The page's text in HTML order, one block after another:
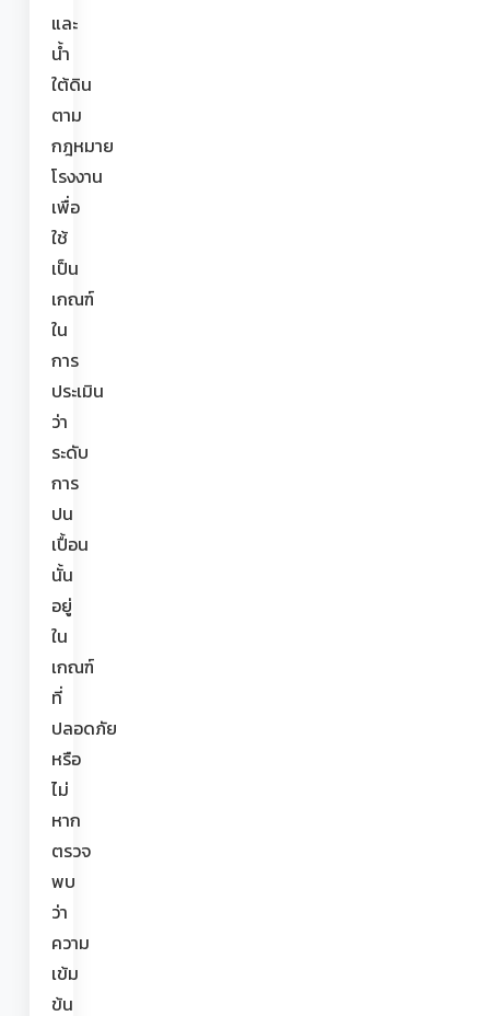
และ
น้ำ
ใต้ดิน
ตาม
กฎหมาย
โรงงาน
เพื่อ
ใช้
เป็น
เกณฑ์
ใน
การ
ประเมิน
ว่า
ระดับ
การ
ปน
เปื้อน
นั้น
อยู่
ใน
เกณฑ์
ที่
ปลอดภัย
หรือ
ไม่
หาก
ตรวจ
พบ
ว่า
ความ
เข้ม
ข้น